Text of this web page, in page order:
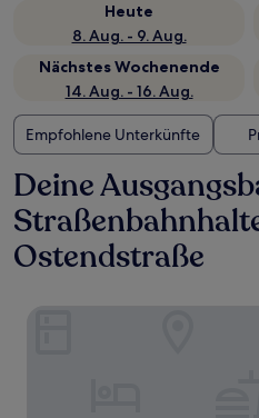
Heute
8. Aug. - 9. Aug.
Nächstes Wochenende
14. Aug. - 16. Aug.
Empfohlene Unterkünfte
Deine
Ostendstraße